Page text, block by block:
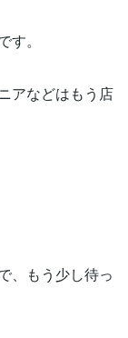
。
アなどはもう店
、もう少し待っ